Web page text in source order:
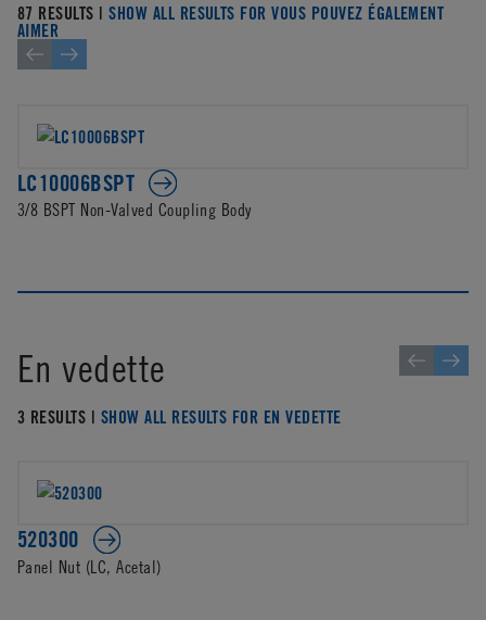
87 RESULTS |SHOW ALL RESULTS FOR VOUS POUVEZ ÉGALEMENT
AIMER
LC10006BSPT
3/8 BSPT Non-Valved Coupling Body
En vedette
3 RESULTS | SHOW ALL RESULTS FOR EN VEDETTE
520300
Panel Nut (LC, Acetal)